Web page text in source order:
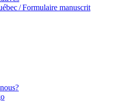
/ Formulaire manuscrit